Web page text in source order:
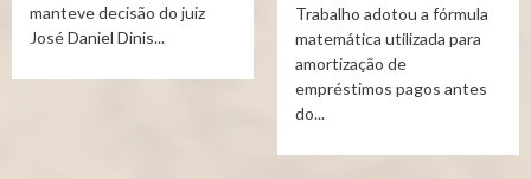
manteve decisão do juiz
José Daniel Dinis...
Trabalho adotou a fórmula
matemática utilizada para
amortização de
empréstimos pagos antes
do...